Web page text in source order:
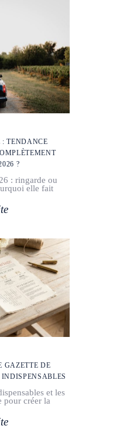
TENDANCE
?
: ringarde ou
elle fait
GAZETTE DE
et les
pour créer la